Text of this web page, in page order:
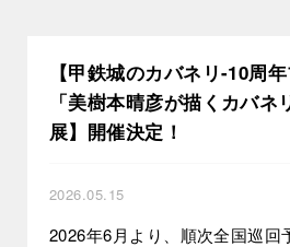
【甲鉄城のカバネリ-10周
「美樹本晴彦が描くカバネ
展】開催決定！
2026.05.15
2026年6月より、順次全国巡回